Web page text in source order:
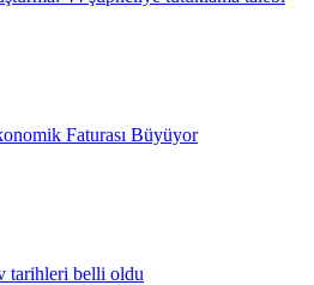
Faturası Büyüyor
tarihleri belli oldu